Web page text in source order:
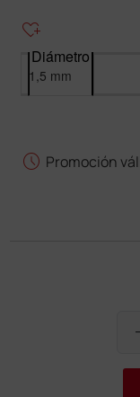
heart_plus
Diámetro
schedule Promoción